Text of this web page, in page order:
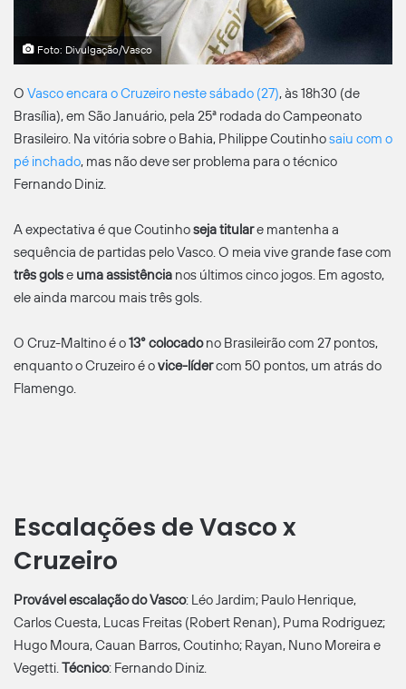
Foto: Divulgação/Vasco
O Vasco encara o Cruzeiro neste sábado (27), às 18h30 (de
Brasília), em São Januário, pela 25ª rodada do Campeonato
Brasileiro. Na vitória sobre o Bahia, Philippe Coutinhosaiu com o
pé inchado, mas não deve ser problema para o técnico
Fernando Diniz.
A expectativa é que Coutinhoseja titulare mantenha a
sequência de partidas pelo Vasco. O meia vive grande fase com
três golse uma assistência nos últimos cinco jogos. Em agosto,
ele ainda marcou mais três gols.
O Cruz-Maltino é o13° colocadono Brasileirão com 27 pontos,
enquanto o Cruzeiro é ovice-lídercom 50 pontos, um atrás do
Flamengo.
Escalações de Vasco x
Cruzeiro
Provável escalação do Vasco: Léo Jardim; Paulo Henrique,
Carlos Cuesta, Lucas Freitas (Robert Renan), Puma Rodriguez;
Hugo Moura, Cauan Barros, Coutinho; Rayan, Nuno Moreira e
Vegetti.Técnico: Fernando Diniz.